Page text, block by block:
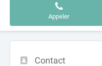
Appeler
Contact